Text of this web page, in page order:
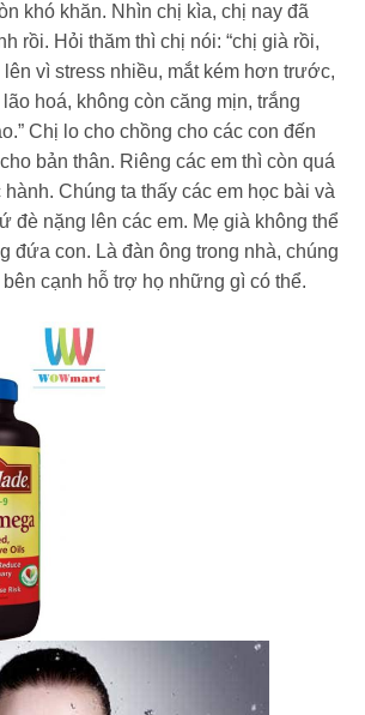
khó khăn. Nhìn chị kìa, chị nay đã
rồi. Hỏi thăm thì chị nói: “chị già rồi,
vì stress nhiều, mắt kém hơn trước,
hoá, không còn căng mịn, trắng
Chị lo cho chồng cho các con đến
bản thân. Riêng các em thì còn quá
Chúng ta thấy các em học bài và
đè nặng lên các em. Mẹ già không thể
đứa con. Là đàn ông trong nhà, chúng
cạnh hỗ trợ họ những gì có thể.